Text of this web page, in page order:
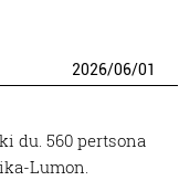
2026/06/01
du. 560 pertsona
Lumon.